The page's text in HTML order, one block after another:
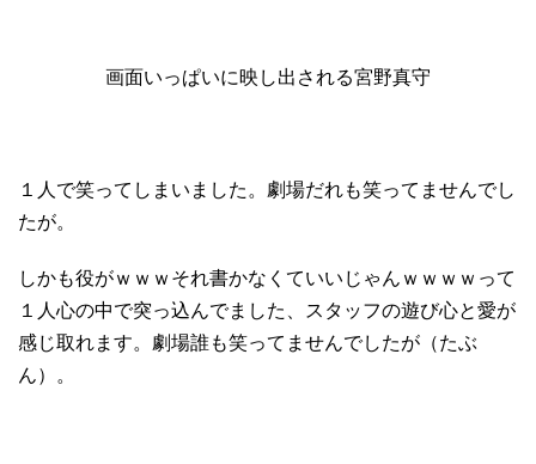
画面いっぱいに映し出される宮野真守
１人で笑ってしまいました。劇場だれも笑ってませんでし
たが。
しかも役がｗｗｗそれ書かなくていいじゃんｗｗｗｗって
１人心の中で突っ込んでました、スタッフの遊び心と愛が
感じ取れます。劇場誰も笑ってませんでしたが（たぶ
ん）。